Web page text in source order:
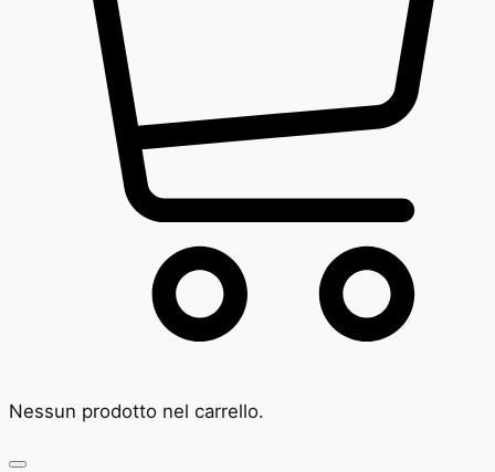
Nessun prodotto nel carrello.